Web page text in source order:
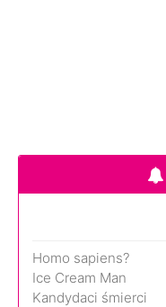
Homo sapiens?
Ice Cream Man
Kandydaci śmierci